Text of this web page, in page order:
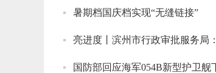
暑期档国庆档实现“无缝链接”
国防部回应海军054B新型护卫舰